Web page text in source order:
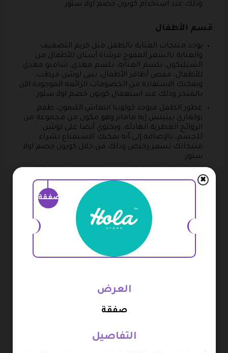
وذلك عند استخدام كوبون خصم اولا ستور.
قسم الأطفال
يوجد منتجات العناية بالطفل مثل كريم التصفيف
والعناية بالشعر المموج فرشاة أسنان للأطفال من
السيليكون، بلسم العناية، بلسم مغذي، شامبو مغذي
للأطفال، مقص أظافر الأطفال، بيبى لوشن مرطب،
ويمكنك الاستفادة من الخصومات الرائعة الموجودة الآن
بالمتجر وذلك عند استعمال كوبون خصم اولا ستور.
عطور الطفل فيوجد كولونيا انتعاش الليمون، طقم
بولغاري بيتيتس إيه مامانز وهو مكون من مجموعة من
الروائح العطرية الهادئة، ويحتوي أيضا على لوشن
للجسم، بالإضافة إلى أنه يمكنك الاستمتاع بشراء
منتجاتك بسعر رخيص وذلك من خلال كوبون خصم اولا
ستور.
مكون من مواد طبيعية وآمنة للأطفال، كما يوجد غسول
منعش من كيوفي، بخاخ بسلم لاتشابك الشعر، ويمكنك
الحصول على طلبك الأول من المتجر بسعر قليل وذلك
باستخدام كود خصم اولا ستور 2026.
كيفية الحصول على كود خصم اولا
ستور
معقولة وذلك عند استعمالك لكود خصم اولا ستور، لذلك
سوف نوضح لكم طريقة الحصول على كود خصم تطبيق اولا
صفقة
✖
العرض
صفقة
التفاصيل